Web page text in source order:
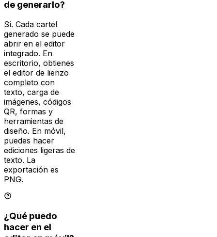
Sí. Cada cartel
abrir en el editor
integrado. En
escritorio, obtienes
el editor de lienzo
completo con
texto, carga de
imágenes, códigos
QR, formas y
herramientas de
diseño. En móvil,
puedes hacer
ediciones ligeras de
texto. La
exportación es
PNG.
¿Qué puedo
hacer en el
editor en móvil?